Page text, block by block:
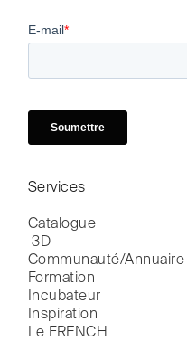
Services
Catalogue
3D
Communauté/Annuaire
Formation
Incubateur
Inspiration
Le FRENCH